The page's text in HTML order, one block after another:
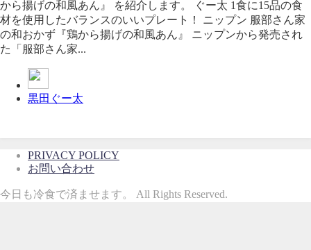
から揚げの和風あん』 を紹介します。 ぐー太 1食に15品の食
材を使用したバランスのいいプレート！ ニップン 服部さん家
の和おかず『鶏から揚げの和風あん』 ニップンから発売され
た「服部さん家...
黒田ぐー太
PRIVACY POLICY
お問い合わせ
今日も冷食で済ませます。 All Rights Reserved.